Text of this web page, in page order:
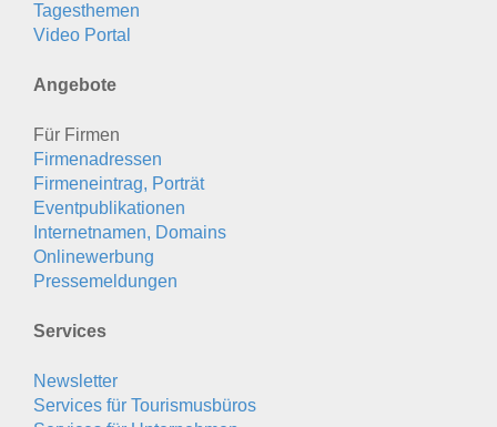
Tagesthemen
Video Portal
Angebote
Für Firmen
Firmenadressen
Firmeneintrag, Porträt
Eventpublikationen
Internetnamen, Domains
Onlinewerbung
Pressemeldungen
Services
Newsletter
Services für Tourismusbüros